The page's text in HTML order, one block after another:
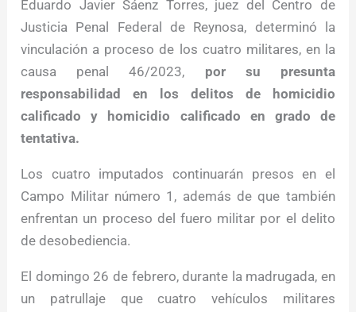
Eduardo Javier Sáenz Torres, juez del Centro de
Justicia Penal Federal de Reynosa, determinó la
vinculación a proceso de los cuatro militares, en la
causa penal 46/2023, por su presunta
responsabilidad en los delitos de homicidio
calificado y homicidio calificado en grado de
tentativa.
Los cuatro imputados continuarán presos en el
Campo Militar número 1, además de que también
enfrentan un proceso del fuero militar por el delito
de desobediencia.
El domingo 26 de febrero, durante la madrugada, en
un patrullaje que cuatro vehículos militares